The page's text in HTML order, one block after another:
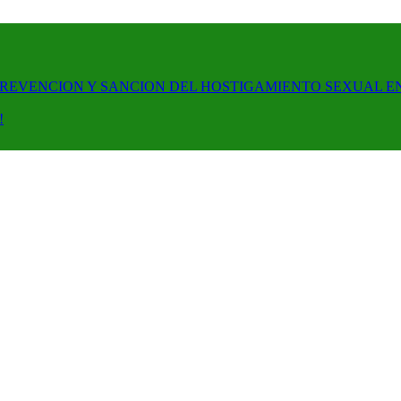
Y SANCION DEL HOSTIGAMIENTO SEXUAL